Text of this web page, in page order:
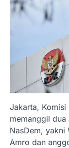
Jakarta, Komisi
memanggil dua
NasDem, yakni
Amro dan